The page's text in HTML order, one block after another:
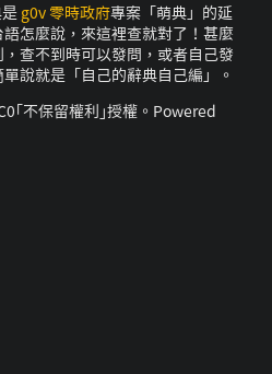
g0v 零時政府專案「萌典」的延
怎麼說，來這裡查就對了！甚麼
查不到時可以發問，或者自己發
說就是「自己的辭典自己編」。
｢不保留權利｣授權。Powered